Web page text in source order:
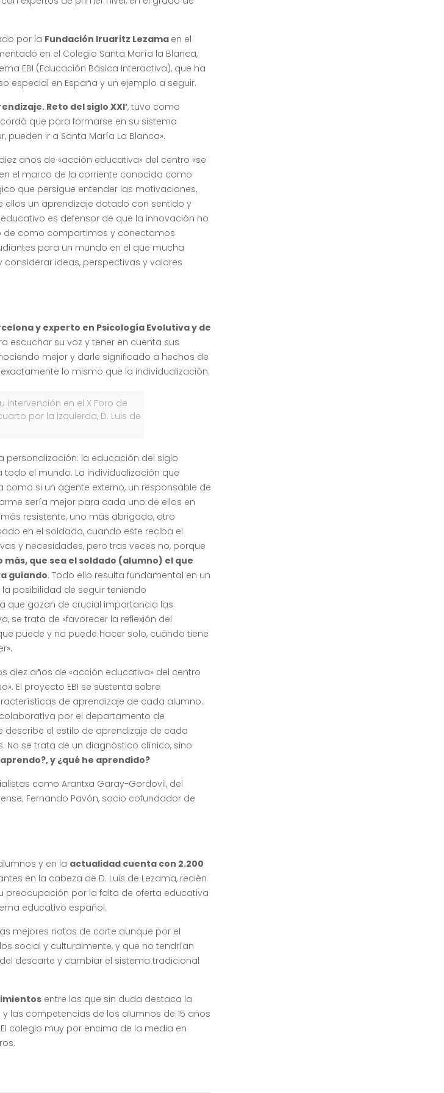
por la Fundación Iruaritz Lezama en el
en el Colegio Santa María la Blanca,
EBI (Educación Básica Interactiva), que ha
especial en España y un ejemplo a seguir.
Reto del siglo XXI’, tuvo como
que para formarse en su sistema
pueden ir a Santa María La Blanca».
años de «acción educativa» del centro «se
el marco de la corriente conocida como
que persigue entender las motivaciones,
un aprendizaje dotado con sentido y
es defensor de que la innovación no
de como compartimos y conectamos
para un mundo en el que mucha
ideas, perspectivas y valores
y experto en Psicología Evolutiva y de
escuchar su voz y tener en cuenta sus
mejor y darle significado a hechos de
lo mismo que la individualización.
intervención en el X Foro de
por la izquierda, D. Luis de
personalización: la educación del siglo
el mundo. La individualización que
si un agente externo, un responsable de
sería mejor para cada uno de ellos en
resistente, uno más abrigado, otro
en el soldado, cuando este reciba el
y necesidades, pero tras veces no, porque
más, que sea el soldado (alumno) el que
guiando. Todo ello resulta fundamental en un
posibilidad de seguir teniendo
que gozan de crucial importancia las
se trata de «favorecer la reflexión del
puede y no puede hacer solo, cuándo tiene
diez años de «acción educativa» del centro
El proyecto EBI se sustenta sobre
de aprendizaje de cada alumno.
por el departamento de
describe el estilo de aprendizaje de cada
se trata de un diagnóstico clínico, sino
y ¿qué he aprendido?
como Arantxa Garay-Gordovil, del
Fernando Pavón, socio cofundador de
y en la actualidad cuenta con 2.200
en la cabeza de D. Luis de Lezama, recién
preocupación por la falta de oferta educativa
educativo español.
mejores notas de corte aunque por el
social y culturalmente, y que no tendrían
descarte y cambiar el sistema tradicional
entre las que sin duda destaca la
las competencias de los alumnos de 15 años
colegio muy por encima de la media en